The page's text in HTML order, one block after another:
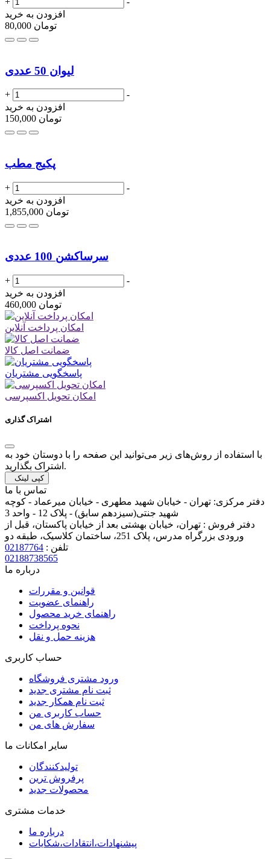
افزودن به خرید
80,000 تومان
لیوان 50 عددی
+
-
افزودن به خرید
150,000 تومان
پکیج مطب
+
-
افزودن به خرید
1,855,000 تومان
سرساکشن 100 عددی
+
-
افزودن به خرید
460,000 تومان
امکان پرداخت آنلاین
ضمانت اصل کالا
پاسخگویی مشتریان
امکان تحویل اکسپرسی
اشتراک گذاری
با استفاده از روش‌های زیر می‌توانید این صفحه را با دوستان خود به
اشتراک بگذارید.
کپی لینک
تماس با ما
دفتر مرکزی: تهران - خیابان شهید مطهری - خیابان میرعماد - کوچه
شهید جنتی(سیزدهم سابق) - پلاک 12 - واحد 3
دفتر فروش : تهران، خیابان بهشتی بعد از خیابان پاکستان، قبل از
ورودی بزرگراه مدرس، پلاک 251، ساختمان کلاسیک، طبقه دو
تلفن : 02187764
02188738565
درباره ما
قوانین و مقررات
راهنمای عضویت
راهنمای خرید محصول
نحوه پرداخت
هزینه حمل و نقل
حساب کاربری
ورود مشتری فروشگاه
ثبت نام مشتری جدید
ثبت نام همکار جدید
حساب کاربری من
سفارش های من
سایر امکانات ما
تولیدکنندگان
پرفروش ترین
محصولات جدید
خدمات مشتری
درباره ما
پیشنهادات،انتقادات،شکایات